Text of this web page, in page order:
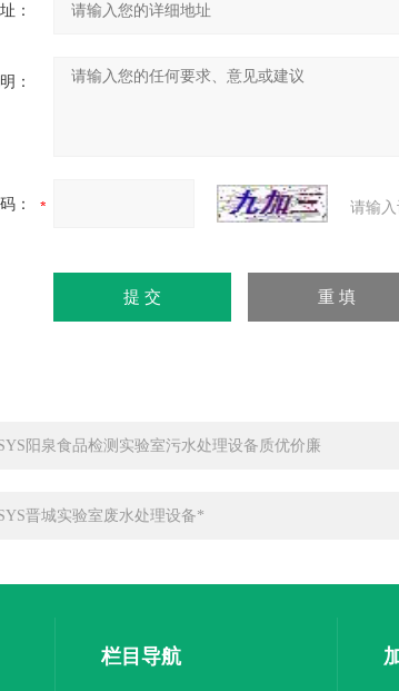
：
：
： 请输
阳泉食品检测实验室污水处理设备质优价廉
晋城实验室废水处理设备*
栏目导航